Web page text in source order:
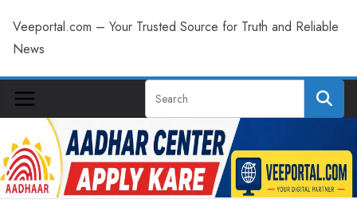
Veeportal.com – Your Trusted Source for Truth and Reliable
News